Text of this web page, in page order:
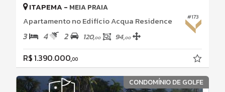
#173
ITAPEMA - MEIA PRAIA
Apartamento no Edifício Acqua Residence
3 4 2 120,00 94,00
R$ 1.390.000,00
CONDOMÍNIO DE GOLFE